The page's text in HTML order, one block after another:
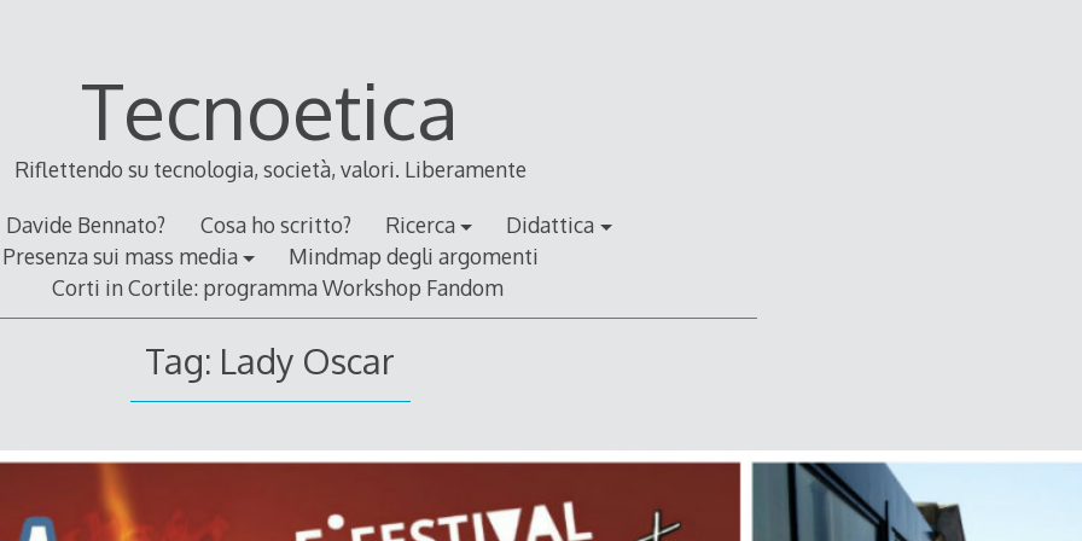
Tecnoetica
Riflettendo su tecnologia, società, valori. Liberamente
Davide Bennato? Cosa ho scritto? Ricerca
Didattica
Presenza sui mass media
Mindmap degli argomenti
Corti in Cortile: programma Workshop Fandom
Tag: Lady Oscar